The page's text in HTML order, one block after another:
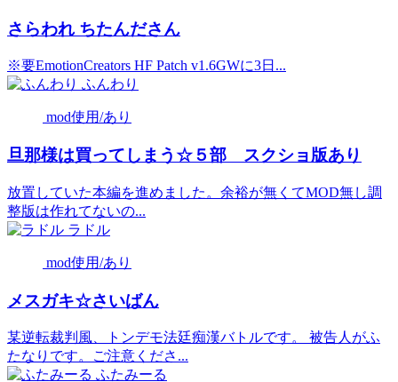
さらわれ ちたんださん
※要EmotionCreators HF Patch v1.6GWに3日...
ふんわり
mod使用/あり
旦那様は買ってしまう☆５部 スクショ版あり
放置していた本編を進めました。余裕が無くてMOD無し調
整版は作れてないの...
ラドル
mod使用/あり
メスガキ☆さいばん
某逆転裁判風、トンデモ法廷痴漢バトルです。 被告人がふ
たなりです。ご注意くださ...
ふたみーる